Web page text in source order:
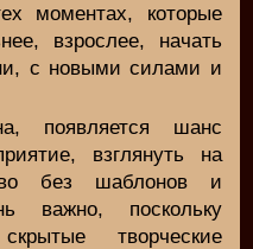
моментах, которые
взрослее, начать
с новыми силами и
появляется шанс
взглянуть на
без шаблонов и
важно, поскольку
творческие